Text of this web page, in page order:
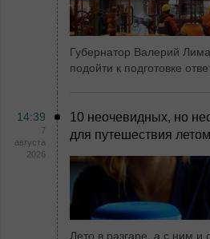
Губернатор Валерий
подойти к подготовке
14:39
7
августа
2026
10 неочевидных, но
для путешествия летом
Лето в разгаре, а с ним и